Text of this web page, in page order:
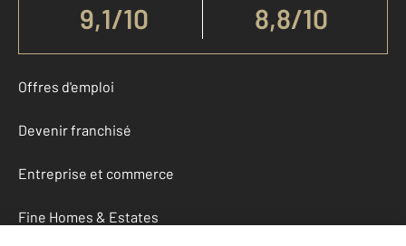
9,1/10 8,8/10
Offres d'emploi
Devenir franchisé
Entreprise et commerce
Fine Homes & Estates